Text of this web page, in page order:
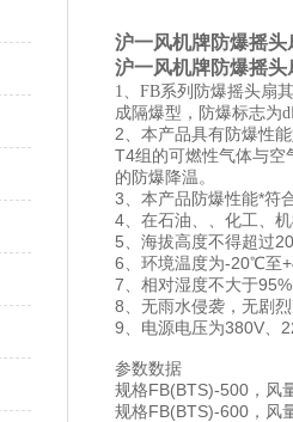
沪一风机牌防爆摇
沪一风机牌防爆摇
1、FB系列防爆摇头扇
成隔爆型，防爆标志为
2、本产品具有防爆性
T4组的可燃性气体与空
的防爆降温。
3、本产品防爆性能*符
4、在石油、、化工、
5、海拔高度不得超过
6、环境温度为-20℃至
7、相对湿度不大于
8、无雨水侵袭，无剧
9、电源电压为380V、
参数数据
规格FB(BTS)-500，风
规格FB(BTS)-600，风